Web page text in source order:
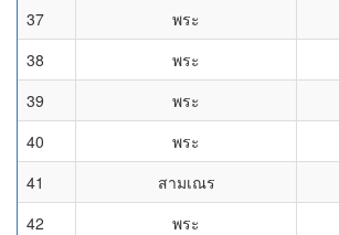
37
พระ
38
พระ
39
พระ
40
พระ
41
สามเณร
42
พระ